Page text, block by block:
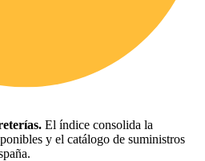
El índice consolida la
y el catálogo de suministros